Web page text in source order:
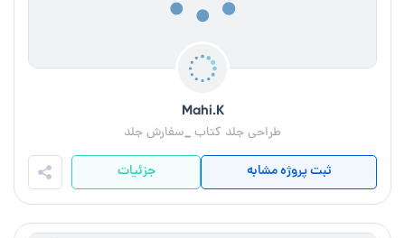
Mahi.K
طراحی جلد کتاب _سفارش جلد
ثبت پروژه مشابه جزئیات